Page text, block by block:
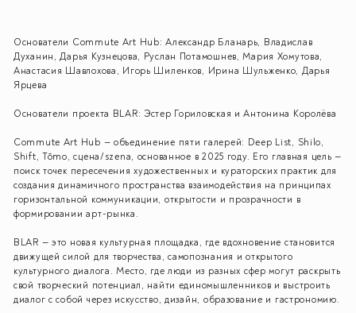
Основатели Commute Art Hub:Александр Бланарь, Владислав
Духанин, Дарья Кузнецова, Руслан Потамошнев, Мария Хомутова,
Анастасия Шавлохова, Игорь Шиленков, Ирина Шульженко, Дарья
Ярцева
Основатели проекта BLAR:Эстер Гориловская и Антонина Королёва
Commute Art Hub — объединение пяти галерей: Deep List, Shilo,
Shift, Tōmo, сцена/szena, основанное в 2025 году. Его главная цель —
поиск точек пересечения художественных и кураторских практик для
создания динамичного пространства взаимодействия на принципах
горизонтальной коммуникации, открытости и прозрачности в
формировании арт-рынка.
BLAR — это новая культурная площадка, где вдохновение становится
движущей силой для творчества, самопознания и открытого
культурного диалога. Место, где люди из разных сфер могут раскрыть
свой творческий потенциал, найти единомышленников и выстроить
диалог с собой через искусство, дизайн, образование и гастрономию.